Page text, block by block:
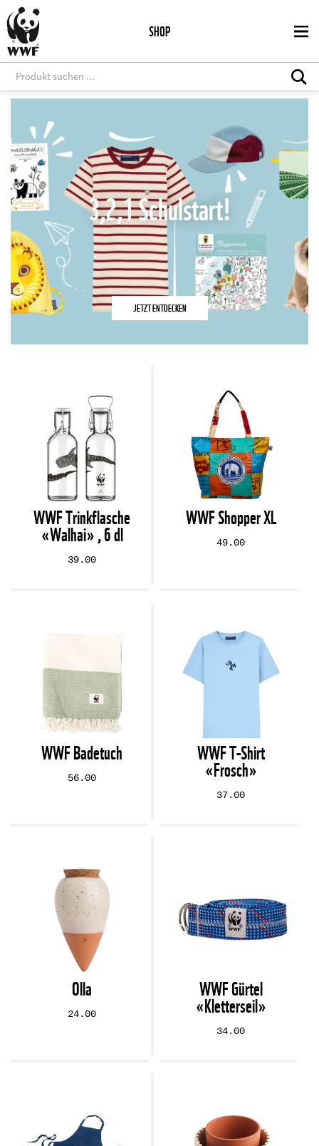
Direkt
zum
Inhalt
SHOP
3,2,1 Schulstart!
JETZT ENTDECKEN
WWF Trinkflasche
«Walhai» , 6 dl
39.00
WWF Shopper XL
49.00
WWF Badetuch
56.00
WWF T-Shirt
«Frosch»
37.00
Olla
24.00
WWF Gürtel
«Kletterseil»
34.00